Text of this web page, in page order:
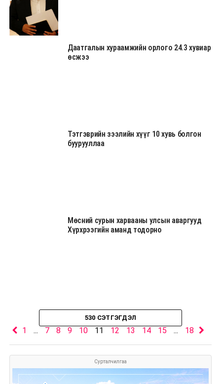
Даатгалын хураамжийн орлого 24.3 хувиар
өсжээ
Тэтгэврийн зээлийн хүүг 10 хувь болгон
буурууллаа
Мөсний сурын харвааны улсын аваргууд
Хүрхрээгийн аманд тодорно
530 СЭТГЭГДЭЛ
1 ... 7 8 9 10 11 12 13 14 15 ... 18
Сурталчилгаа